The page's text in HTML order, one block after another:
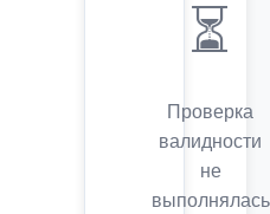
⏳
Проверка
валидности
не
выполнялась